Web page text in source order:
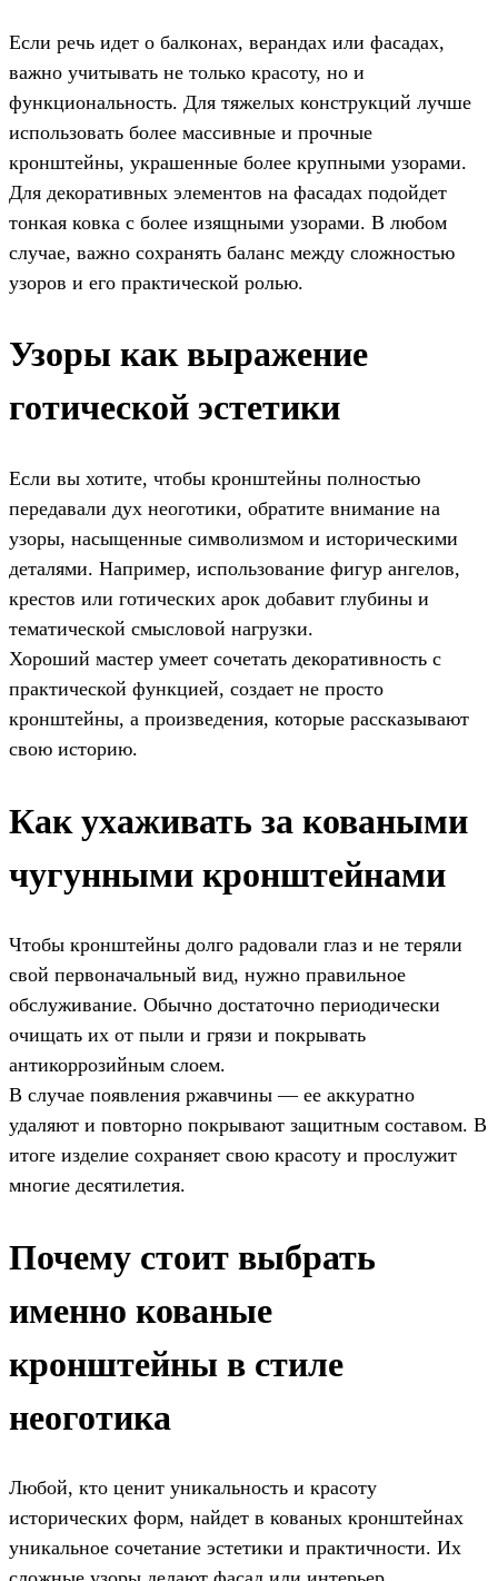
Если речь идет о балконах, верандах или фасадах,
важно учитывать не только красоту, но и
функциональность. Для тяжелых конструкций лучше
использовать более массивные и прочные
кронштейны, украшенные более крупными узорами.
Для декоративных элементов на фасадах подойдет
тонкая ковка с более изящными узорами. В любом
случае, важно сохранять баланс между сложностью
узоров и его практической ролью.
Узоры как выражение
готической эстетики
Если вы хотите, чтобы кронштейны полностью
передавали дух неоготики, обратите внимание на
узоры, насыщенные символизмом и историческими
деталями. Например, использование фигур ангелов,
крестов или готических арок добавит глубины и
тематической смысловой нагрузки.
Хороший мастер умеет сочетать декоративность с
практической функцией, создает не просто
кронштейны, а произведения, которые рассказывают
свою историю.
Как ухаживать за коваными
чугунными кронштейнами
Чтобы кронштейны долго радовали глаз и не теряли
свой первоначальный вид, нужно правильное
обслуживание. Обычно достаточно периодически
очищать их от пыли и грязи и покрывать
антикоррозийным слоем.
В случае появления ржавчины — ее аккуратно
удаляют и повторно покрывают защитным составом. В
итоге изделие сохраняет свою красоту и прослужит
многие десятилетия.
Почему стоит выбрать
именно кованые
кронштейны в стиле
неоготика
Любой, кто ценит уникальность и красоту
исторических форм, найдет в кованых кронштейнах
уникальное сочетание эстетики и практичности. Их